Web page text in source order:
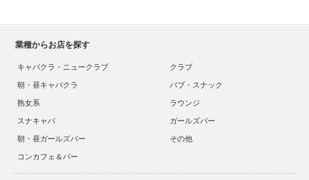
上野のキャバクラ 池袋のキャバクラ
神田のキャバクラ
業種からお店を探す
キャバクラ・ニュークラブ
クラブ
朝・昼キャバクラ
パブ・スナック
熟女系
ラウンジ
スナキャバ
ガールズバー
朝・昼ガールズバー
その他
コンカフェ＆バー